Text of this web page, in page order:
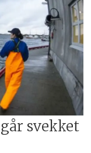
svekket